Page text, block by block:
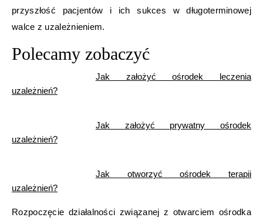
przyszłość pacjentów i ich sukces w długoterminowej
walce z uzależnieniem.
Polecamy zobaczyć
Jak założyć ośrodek leczenia
uzależnień?
Jak założyć prywatny ośrodek
uzależnień?
Jak otworzyć ośrodek terapii
uzależnień?
Rozpoczęcie działalności związanej z otwarciem ośrodka